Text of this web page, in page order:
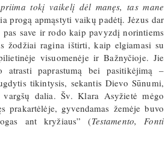
tokį vaikelį dėl manęs, tas mane
progą apmąstyti vaikų padėtį. Jėzus dar
save ir rodo kaip pavyzdį norintiems
žodžiai ragina ištirti, kaip elgiamasi su
visuomenėje ir Bažnyčioje. Jie
paprastumą bei pasitikėjimą –
tikintysis, sekantis Dievo Sūnumi,
dalia. Šv. Klara Asyžietė mėgo
prakartėlėje, gyvendamas žemėje buvo
ant kryžiaus” (Testamento, Fonti